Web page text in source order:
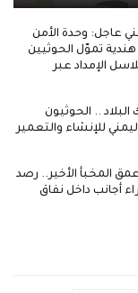
(3) | تحذير أمني عاجل: وحدة الأمن
تموّل الحوثيين
الإمداد عبر
.. الحوثيون
للإنشاء والتعمير
المخبأ الأخير.. رصد
أجانب داخل نفاق